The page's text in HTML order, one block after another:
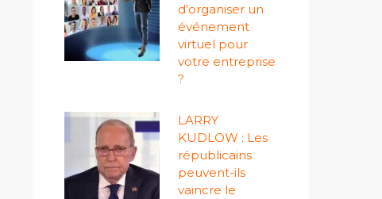
d’organiser un
événement
virtuel pour
votre entreprise
?
LARRY
KUDLOW : Les
républicains
peuvent-ils
vaincre le